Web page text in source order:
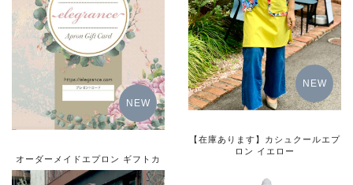
NEW
オーダーメイドエプロン ギフトカ
ード
NEW
【在庫あります】カシュクールエプ
ロン イエロー
8,000円（税別）